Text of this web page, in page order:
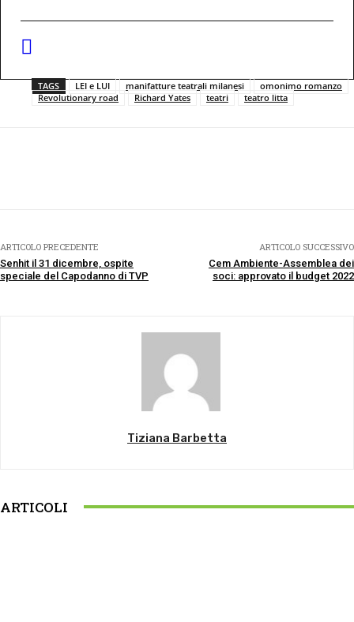
TAGS LEI e LUI manifatture teatrali milanesi
omonimo romanzo
Revolutionary road
Richard Yates teatri teatro litta
ARTICOLO PRECEDENTE
Senhit il 31 dicembre, ospite
speciale del Capodanno di TVP
ARTICOLO SUCCESSIVO
Cem Ambiente-Assemblea dei
soci: approvato il budget 2022
Tiziana Barbetta
ARTICOLI